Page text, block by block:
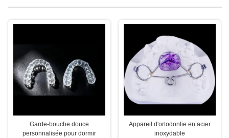
Garde-bouche douce
personnalisée pour dormir
Appareil d'ortodontie en acier
inoxydable